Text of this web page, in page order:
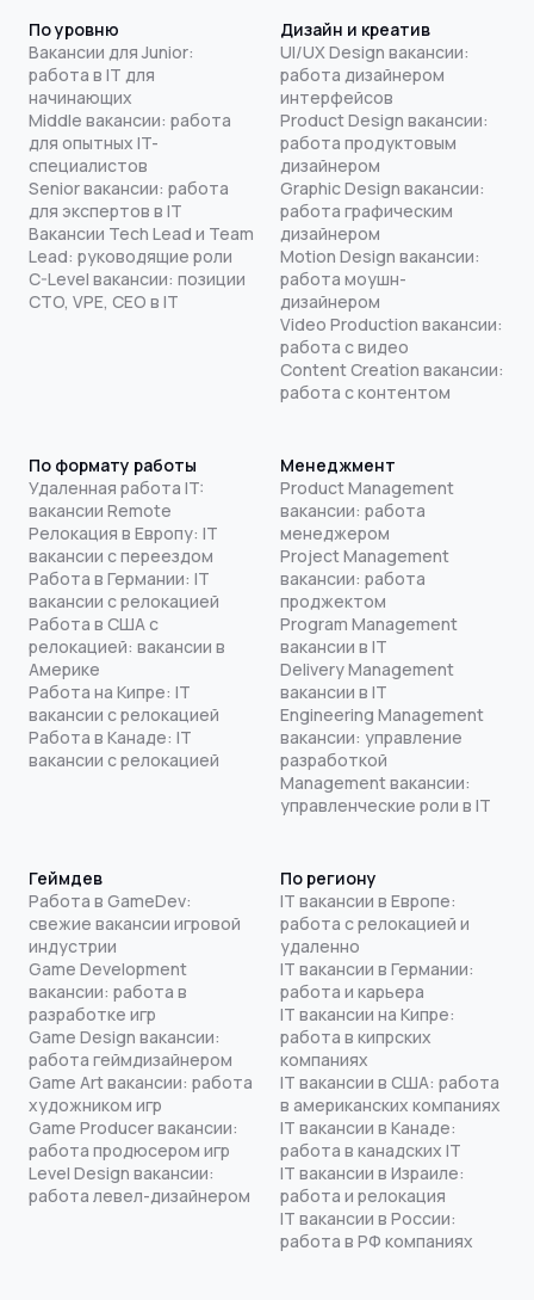
По уровню
Вакансии для Junior:
работа в IT для
начинающих
Middle вакансии: работа
для опытных IT-
специалистов
Senior вакансии: работа
для экспертов в IT
Вакансии Tech Lead и Team
Lead: руководящие роли
C-Level вакансии: позиции
CTO, VPE, CEO в IT
Дизайн и креатив
UI/UX Design вакансии:
работа дизайнером
интерфейсов
Product Design вакансии:
работа продуктовым
дизайнером
Graphic Design вакансии:
работа графическим
дизайнером
Motion Design вакансии:
работа моушн-
дизайнером
Video Production вакансии:
работа с видео
Content Creation вакансии:
работа с контентом
По формату работы
Удаленная работа IT:
вакансии Remote
Релокация в Европу: IT
вакансии с переездом
Работа в Германии: IT
вакансии с релокацией
Работа в США с
релокацией: вакансии в
Америке
Работа на Кипре: IT
вакансии с релокацией
Работа в Канаде: IT
вакансии с релокацией
Менеджмент
Product Management
вакансии: работа
менеджером
Project Management
вакансии: работа
проджектом
Program Management
вакансии в IT
Delivery Management
вакансии в IT
Engineering Management
вакансии: управление
разработкой
Management вакансии:
управленческие роли в IT
Геймдев
Работа в GameDev:
свежие вакансии игровой
индустрии
Game Development
вакансии: работа в
разработке игр
Game Design вакансии:
работа геймдизайнером
Game Art вакансии: работа
художником игр
Game Producer вакансии:
работа продюсером игр
Level Design вакансии:
работа левел-дизайнером
По региону
IT вакансии в Европе:
работа с релокацией и
удаленно
IT вакансии в Германии:
работа и карьера
IT вакансии на Кипре:
работа в кипрских
компаниях
IT вакансии в США: работа
в американских компаниях
IT вакансии в Канаде:
работа в канадских IT
IT вакансии в Израиле:
работа и релокация
IT вакансии в России:
работа в РФ компаниях